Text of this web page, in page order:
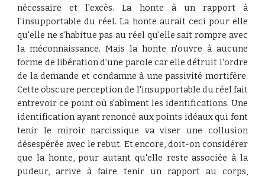
nécessaire et l'excès. La honte à un rapport à
l'insupportable du réel. La honte aurait ceci pour elle
qu'elle ne s'habitue pas au réel qu'elle sait rompre avec
la méconnaissance. Mais la honte n'ouvre à aucune
forme de libération d'une parole car elle détruit l'ordre
de la demande et condamne à une passivité mortifère.
Cette obscure perception de l'insupportable du réel fait
entrevoir ce point où s'abîment les identifications. Une
identification ayant renoncé aux points idéaux qui font
tenir le miroir narcissique va viser une collusion
désespérée avec le rebut. Et encore, doit-on considérer
que la honte, pour autant qu'elle reste associée à la
pudeur, arrive à faire tenir un rapport au corps,